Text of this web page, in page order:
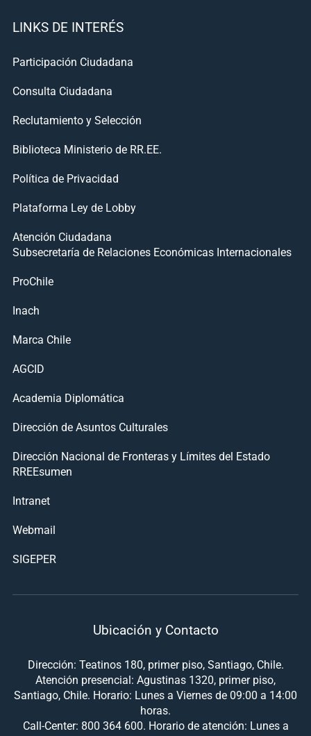
LINKS DE INTERÉS
Participación Ciudadana
Consulta Ciudadana
Reclutamiento y Selección
Biblioteca Ministerio de RR.EE.
Política de Privacidad
Plataforma Ley de Lobby
Atención Ciudadana
Subsecretaría de Relaciones Económicas Internacionales
ProChile
Inach
Marca Chile
AGCID
Academia Diplomática
Dirección de Asuntos Culturales
Dirección Nacional de Fronteras y Límites del Estado
RREEsumen
Intranet
Webmail
SIGEPER
Ubicación y Contacto
Dirección: Teatinos 180, primer piso, Santiago, Chile.
Atención presencial: Agustinas 1320, primer piso,
Santiago, Chile. Horario: Lunes a Viernes de 09:00 a 14:00
horas.
Call-Center: 800 364 600. Horario de atención: Lunes a